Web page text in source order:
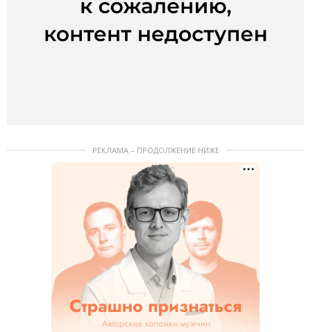
РЕКЛАМА – ПРОДОЛЖЕНИЕ НИЖЕ